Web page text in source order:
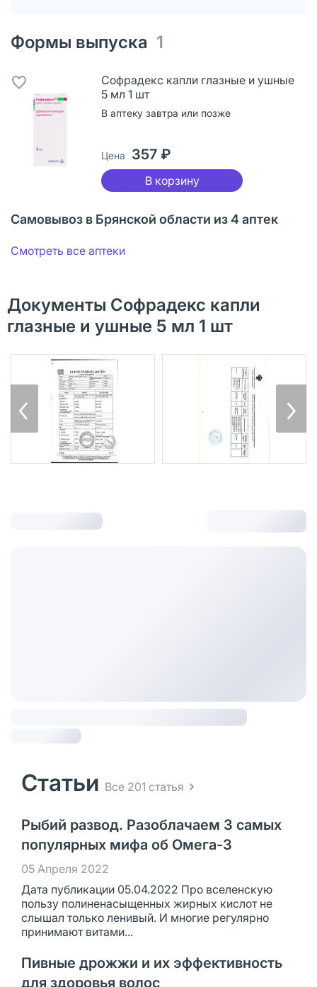
Формы выпуска 1
Софрадекс капли глазные и ушные
5 мл 1 шт
В аптеку завтра или позже
Цена 357 ₽
В корзину
Самовывоз в Брянской области из 4 аптек
Смотреть все аптеки
Документы Софрадекс капли
глазные и ушные 5 мл 1 шт
Статьи Все 201 статья
Рыбий развод. Разоблачаем 3 самых
популярных мифа об Омега-3
05 Апреля 2022
Дата публикации 05.04.2022 Про вселенскую
пользу полиненасыщенных жирных кислот не
слышал только ленивый. И многие регулярно
принимают витами...
Пивные дрожжи и их эффективность
для здоровья волос